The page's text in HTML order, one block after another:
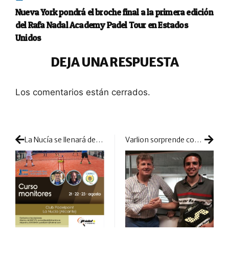
Nueva York pondrá el broche final a la primera edición
del Rafa Nadal Academy Padel Tour en Estados
Unidos
DEJA UNA RESPUESTA
Los comentarios están cerrados.
La Nucía se llenará de pádel con el curso de Maxi Castellote Varlion sorprende con su nuevo fichaje: Lucho Capra